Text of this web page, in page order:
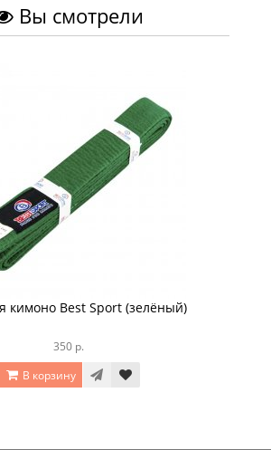
Вы смотрели
кимоно Best Sport (зелёный)
350 р.
В корзину